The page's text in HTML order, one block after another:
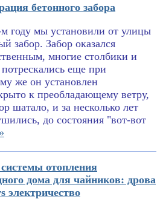
бетонного забора
году мы установили от улицы
забор. Забор оказался
многие столбики и
еще при
же он установлен
к преобладающему ветру,
шатало, и за несколько лет
до состояния "вот-вот
отопления
дома для чайников: дрова
электричество